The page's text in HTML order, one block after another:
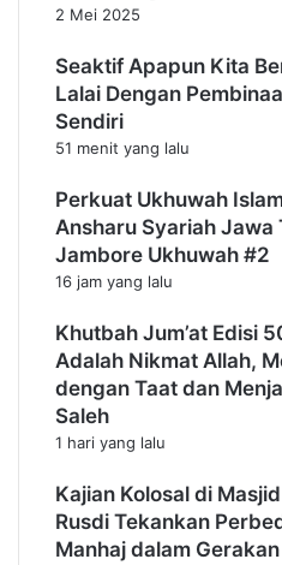
2 Mei 2025
Seaktif Apapun Kita
Lalai Dengan
Sendiri
51 menit yang lalu
Perkuat Ukhuwah
Ansharu Syariah Jawa
Jambore Ukhuwah #2
16 jam yang lalu
Khutbah Jum’at Edisi
Adalah Nikmat Allah,
dengan Taat dan
Saleh
1 hari yang lalu
Kajian Kolosal di
Rusdi Tekankan
Manhaj dalam